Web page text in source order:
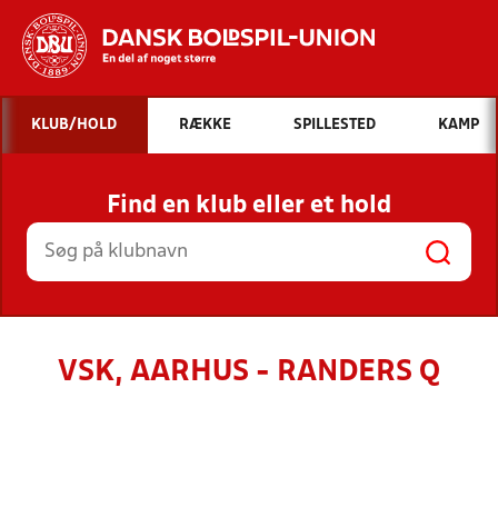
Hvad vil du søge efter?
INDHOLD OG NYHEDER
STILLINGER, RESULTATER, KLUBBER OG
HOLD
KLUB/HOLD RÆKKE SPILLESTED KAMP
Find en klub eller et hold
VSK, AARHUS - RANDERS Q